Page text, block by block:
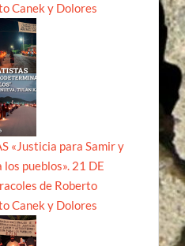
Canek y Dolores
«Justicia para Samir y
pueblos». 21 DE
de Roberto
Canek y Dolores